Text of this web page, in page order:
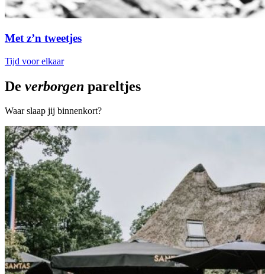
Met z’n tweetjes
Tijd voor elkaar
De verborgen pareltjes
Waar slaap jij binnenkort?